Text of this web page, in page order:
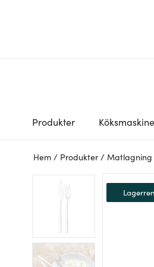
Produkter
Hem / Produkter / Matlagning